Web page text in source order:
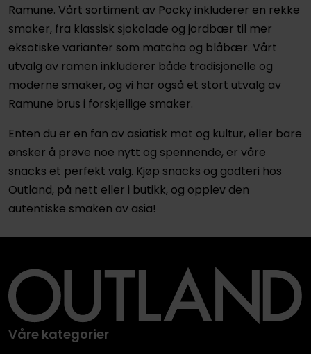
Ramune. Vårt sortiment av Pocky inkluderer en rekke
smaker, fra klassisk sjokolade og jordbær til mer
eksotiske varianter som matcha og blåbær. Vårt
utvalg av ramen inkluderer både tradisjonelle og
moderne smaker, og vi har også et stort utvalg av
Ramune brus i forskjellige smaker.
Enten du er en fan av asiatisk mat og kultur, eller bare
ønsker å prøve noe nytt og spennende, er våre
snacks et perfekt valg. Kjøp snacks og godteri hos
Outland, på nett eller i butikk, og opplev den
autentiske smaken av asia!
Våre kategorier